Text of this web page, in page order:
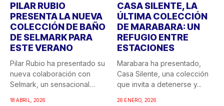
PILAR RUBIO
PRESENTA LA NUEVA
COLECCIÓN DE BAÑO
DE SELMARK PARA
ESTE VERANO
Pilar Rubio ha presentado su
nueva colaboración con
Selmark, un sensacional
18 ABRIL, 2026
CASA SILENTE, LA
ÚLTIMA COLECCIÓN
DE MARABARA: UN
REFUGIO ENTRE
ESTACIONES
Marabara ha presentado,
Casa Silente, una colección
que invita a detenerse y...
26 ENERO, 2026